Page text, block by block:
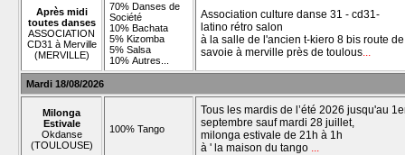
Après midi
toutes danses
ASSOCIATION
CD31 à Merville
(MERVILLE)
70% Danses de
Société
10% Bachata
5% Kizomba
5% Salsa
10% Autres...
Association culture danse 31 - cd31-
latino rétro salon
à la salle de l'ancien t-kiero 8 bis route de
savoie à merville près de toulous...
Mardi 18/08/2026
Milonga
Estivale
Okdanse
(TOULOUSE)
100% Tango
Tous les mardis de l’été 2026 jusqu'au
septembre sauf mardi 28 juillet,
milonga estivale de 21h à 1h
à ' la maison du tango ...